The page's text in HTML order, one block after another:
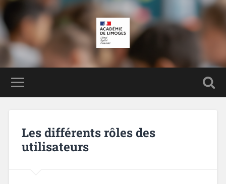
Les différents rôles des
utilisateurs